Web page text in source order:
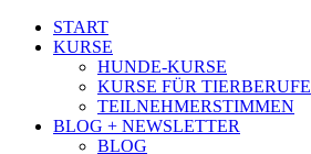
START
KURSE
HUNDE-KURSE
KURSE FÜR TIERBERUFE
TEILNEHMERSTIMMEN
BLOG + NEWSLETTER
BLOG